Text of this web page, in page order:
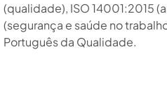
(qualidade), ISO 14001:2015
(segurança e saúde no
Português da Qualidade.